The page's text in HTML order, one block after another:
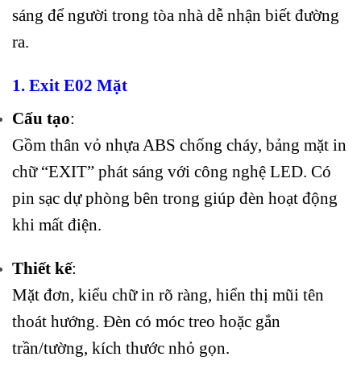
sáng để người trong tòa nhà dễ nhận biết đường
ra.
1. Exit E02 Mặt
Cấu tạo:
Gồm thân vỏ nhựa ABS chống cháy, bảng mặt in
chữ “EXIT” phát sáng với công nghệ LED. Có
pin sạc dự phòng bên trong giúp đèn hoạt động
khi mất điện.
Thiết kế:
Mặt đơn, kiểu chữ in rõ ràng, hiển thị mũi tên
thoát hướng. Đèn có móc treo hoặc gắn
trần/tường, kích thước nhỏ gọn.